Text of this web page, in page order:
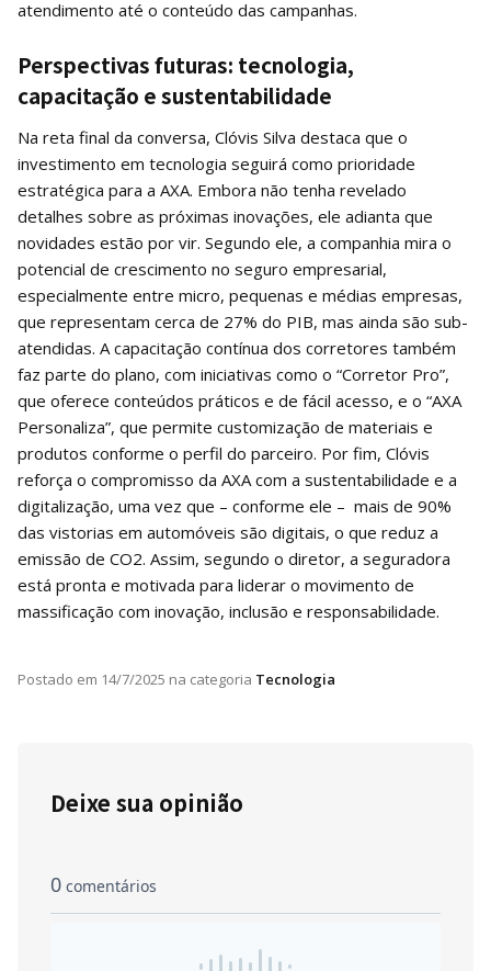
atendimento até o conteúdo das campanhas.
Perspectivas futuras: tecnologia,
capacitação e sustentabilidade
Na reta final da conversa, Clóvis Silva destaca que o
investimento em tecnologia seguirá como prioridade
estratégica para a AXA. Embora não tenha revelado
detalhes sobre as próximas inovações, ele adianta que
novidades estão por vir. Segundo ele, a companhia mira o
potencial de crescimento no seguro empresarial,
especialmente entre micro, pequenas e médias empresas,
que representam cerca de 27% do PIB, mas ainda são sub-
atendidas. A capacitação contínua dos corretores também
faz parte do plano, com iniciativas como o “Corretor Pro”,
que oferece conteúdos práticos e de fácil acesso, e o “AXA
Personaliza”, que permite customização de materiais e
produtos conforme o perfil do parceiro. Por fim, Clóvis
reforça o compromisso da AXA com a sustentabilidade e a
digitalização, uma vez que – conforme ele – mais de 90%
das vistorias em automóveis são digitais, o que reduz a
emissão de CO2. Assim, segundo o diretor, a seguradora
está pronta e motivada para liderar o movimento de
massificação com inovação, inclusão e responsabilidade.
Postado em 14/7/2025 na categoria Tecnologia
Deixe sua opinião